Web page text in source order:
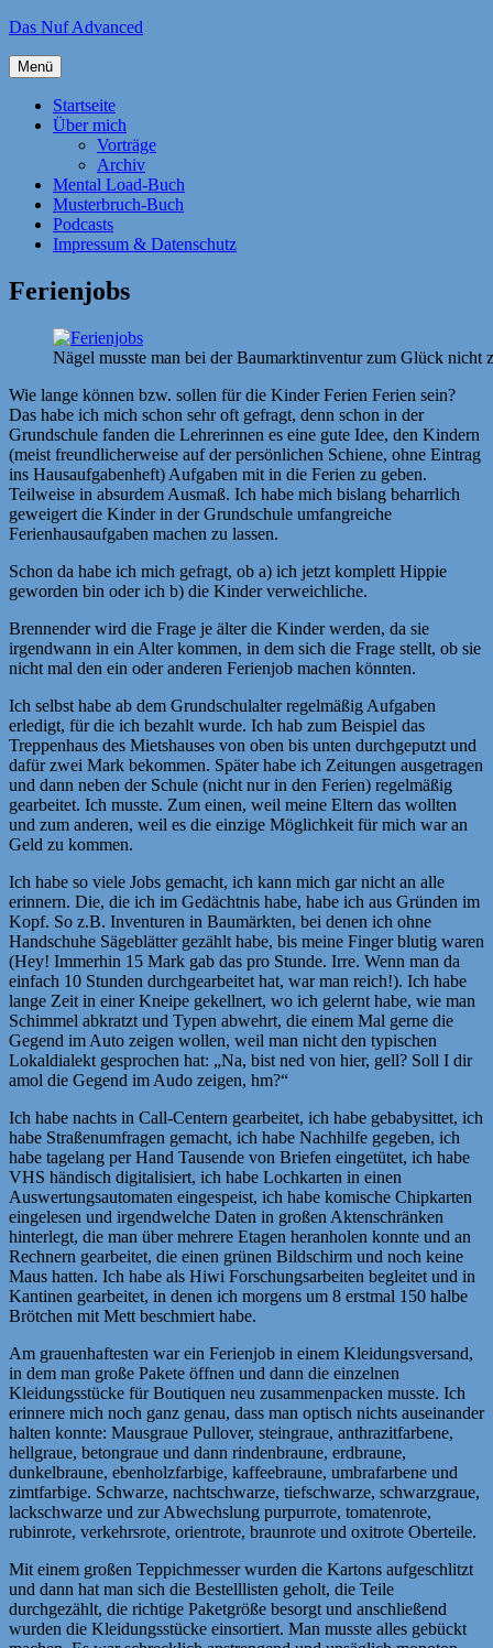
Zum
springen
Das Nuf Advanced
Menü
Startseite
Über mich
Vorträge
Archiv
Mental Load-Buch
Musterbruch-Buch
Podcasts
Impressum & Datenschutz
Ferienjobs
Nägel musste man bei der Baumarktinventur zum Glück nicht
Wie lange können bzw. sollen für die Kinder Ferien Ferien sein?
Das habe ich mich schon sehr oft gefragt, denn schon in der
Grundschule fanden die Lehrerinnen es eine gute Idee, den Kindern
(meist freundlicherweise auf der persönlichen Schiene, ohne Eintrag
ins Hausaufgabenheft) Aufgaben mit in die Ferien zu geben.
Teilweise in absurdem Ausmaß. Ich habe mich bislang beharrlich
geweigert die Kinder in der Grundschule umfangreiche
Ferienhausaufgaben machen zu lassen.
Schon da habe ich mich gefragt, ob a) ich jetzt komplett Hippie
geworden bin oder ich b) die Kinder verweichliche.
Brennender wird die Frage je älter die Kinder werden, da sie
irgendwann in ein Alter kommen, in dem sich die Frage stellt, ob sie
nicht mal den ein oder anderen Ferienjob machen könnten.
Ich selbst habe ab dem Grundschulalter regelmäßig Aufgaben
erledigt, für die ich bezahlt wurde. Ich hab zum Beispiel das
Treppenhaus des Mietshauses von oben bis unten durchgeputzt und
dafür zwei Mark bekommen. Später habe ich Zeitungen ausgetragen
und dann neben der Schule (nicht nur in den Ferien) regelmäßig
gearbeitet. Ich musste. Zum einen, weil meine Eltern das wollten
und zum anderen, weil es die einzige Möglichkeit für mich war an
Geld zu kommen.
Ich habe so viele Jobs gemacht, ich kann mich gar nicht an alle
erinnern. Die, die ich im Gedächtnis habe, habe ich aus Gründen im
Kopf. So z.B. Inventuren in Baumärkten, bei denen ich ohne
Handschuhe Sägeblätter gezählt habe, bis meine Finger blutig waren
(Hey! Immerhin 15 Mark gab das pro Stunde. Irre. Wenn man da
einfach 10 Stunden durchgearbeitet hat, war man reich!). Ich habe
lange Zeit in einer Kneipe gekellnert, wo ich gelernt habe, wie man
Schimmel abkratzt und Typen abwehrt, die einem Mal gerne die
Gegend im Auto zeigen wollen, weil man nicht den typischen
Lokaldialekt gesprochen hat: „Na, bist ned von hier, gell? Soll I dir
amol die Gegend im Audo zeigen, hm?“
Ich habe nachts in Call-Centern gearbeitet, ich habe gebabysittet, ich
habe Straßenumfragen gemacht, ich habe Nachhilfe gegeben, ich
habe tagelang per Hand Tausende von Briefen eingetütet, ich habe
VHS händisch digitalisiert, ich habe Lochkarten in einen
Auswertungsautomaten eingespeist, ich habe komische Chipkarten
eingelesen und irgendwelche Daten in großen Aktenschränken
hinterlegt, die man über mehrere Etagen heranholen konnte und an
Rechnern gearbeitet, die einen grünen Bildschirm und noch keine
Maus hatten. Ich habe als Hiwi Forschungsarbeiten begleitet und in
Kantinen gearbeitet, in denen ich morgens um 8 erstmal 150 halbe
Brötchen mit Mett beschmiert habe.
Am grauenhaftesten war ein Ferienjob in einem Kleidungsversand,
in dem man große Pakete öffnen und dann die einzelnen
Kleidungsstücke für Boutiquen neu zusammenpacken musste. Ich
erinnere mich noch ganz genau, dass man optisch nichts auseinander
halten konnte: Mausgraue Pullover, steingraue, anthrazitfarbene,
hellgraue, betongraue und dann rindenbraune, erdbraune,
dunkelbraune, ebenholzfarbige, kaffeebraune, umbrafarbene und
zimtfarbige. Schwarze, nachtschwarze, tiefschwarze, schwarzgraue,
lackschwarze und zur Abwechslung purpurrote, tomatenrote,
rubinrote, verkehrsrote, orientrote, braunrote und oxitrote Oberteile.
Mit einem großen Teppichmesser wurden die Kartons aufgeschlitzt
und dann hat man sich die Bestelllisten geholt, die Teile
durchgezählt, die richtige Paketgröße besorgt und anschließend
wurden die Kleidungsstücke einsortiert. Man musste alles gebückt